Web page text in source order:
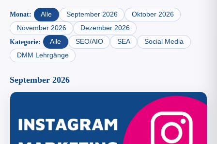
Monat: Alle September 2026
Oktober 2026
November 2026
Dezember 2026
Kategorie: Alle SEO/AIO SEA
Social Media
DMM Lehrgänge
September 2026